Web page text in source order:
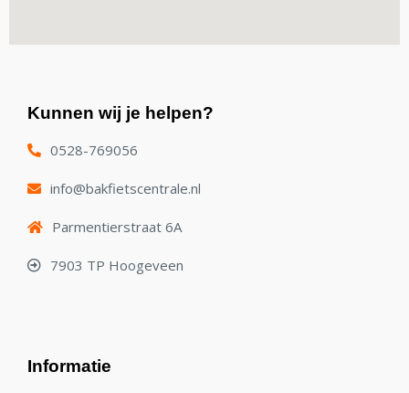
Kunnen wij je helpen?
0528-769056
info@bakfietscentrale.nl
Parmentierstraat 6A
7903 TP Hoogeveen
Informatie